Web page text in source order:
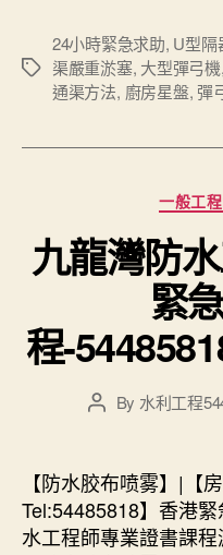
Tags
24小時緊急求助, U型隔
渠嚴重淤塞, 大型彈弓機,
通渠方法, 廚房星盤, 彈
一般工
九龍灣防
緊
程-
PostBy 水利工程
【防水胶布喷雾】|【
Tel:54485818】香港
水工程師專業證書課